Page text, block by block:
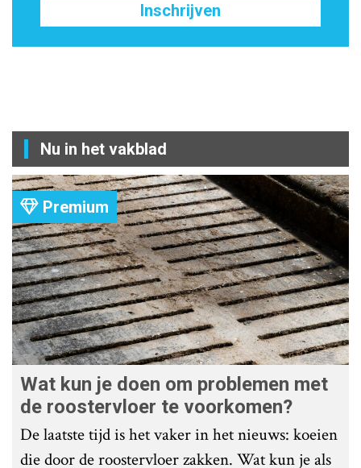
Inschrijven
Nu in het vakblad
Premium
Wat kun je doen om problemen met
de roostervloer te voorkomen?
De laatste tijd is het vaker in het nieuws: koeien
die door de roostervloer zakken. Wat kun je als